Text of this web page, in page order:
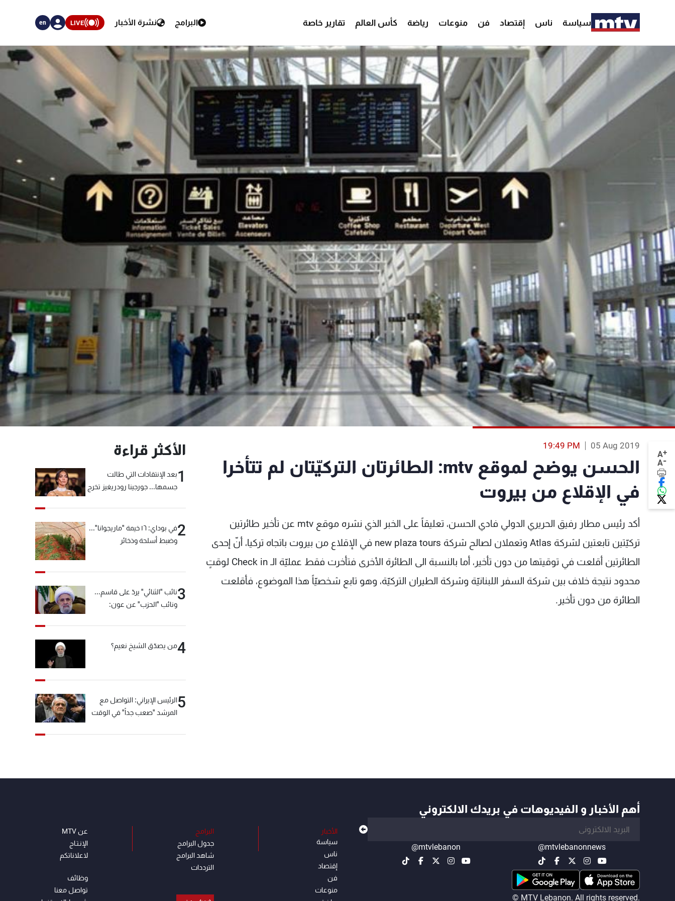
سياسة ناس إقتصاد فن منوعات رياضة كأس العالم تقارير خاصة البرامج نشرة الأخبار LIVE
en
A+
A-
05 Aug 2019
19:49 PM
الحسن يوضح لموقع mtv: الطائرتان التركيّتان لم تتأخرا
في الإقلاع من بيروت
أكد رئيس مطار رفيق الحريري الدولي فادي الحسن، تعليقاً على الخبر الذي نشره موقع mtv عن تأخير طائرتين
تركيّتين تابعتين لشركة Atlas وتعملان لصالح شركة new plaza tours في الإقلاع من بيروت باتجاه تركيا، أنّ إحدى
الطائرتين أقلعت في توقيتها من دون تأخير، أما بالنسبة الى الطائرة الأخرى فتأخرت فقط عمليّة الـ Check in لوقتٍ
محدود نتيجة خلاف بين شركة السفر اللبنانيّة وشركة الطيران التركيّة، وهو تابع شخصيّاً هذا الموضوع، فأقلعت
الطائرة من دون تأخير.
الأكثر قراءة
1بعد الإنتقادات التي طالت
جسمها... جورجينا رودريغيز تخرج
2
في بوداي: ١٦ خيمة "ماريجوانا"...
وضبط أسلحة وذخائر
3نائب "الثنائي" يردّ على قاسم...
ونائب "الحزب" عن عون:
4من يصدّق الشيخ نعيم؟
5الرئيس الإيراني: التواصل مع
المرشد "صعب جداً" في الوقت
أهم الأخبار و الفيديوهات في بريدك الالكتروني
@mtvlebanonnews
@mtvlebanon
© MTV Lebanon. All rights reserved.
الأخبار
سياسة
ناس
إقتصاد
فن
منوعات
البرامج
جدول البرامج
شاهد البرامج
الترددات
عن MTV
الإنـتـاج
لاعلاناتكم
وظائف
تواصل معنا